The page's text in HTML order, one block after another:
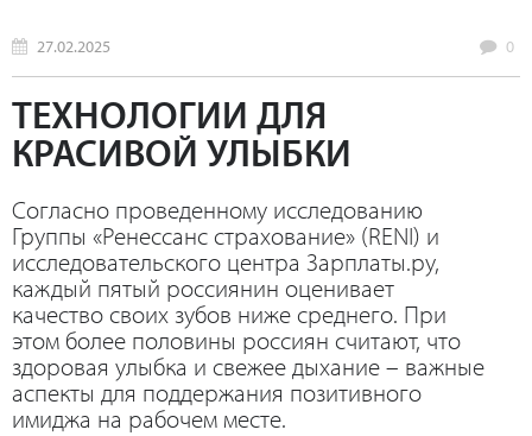
27.02.2025 0
ТЕХНОЛОГИИ ДЛЯ
КРАСИВОЙ УЛЫБКИ
Согласно проведенному исследованию
Группы «Ренессанс страхование» (RENI) и
исследовательского центра Зарплаты.ру,
каждый пятый россиянин оценивает
качество своих зубов ниже среднего. При
этом более половины россиян считают, что
здоровая улыбка и свежее дыхание – важные
аспекты для поддержания позитивного
имиджа на рабочем месте.